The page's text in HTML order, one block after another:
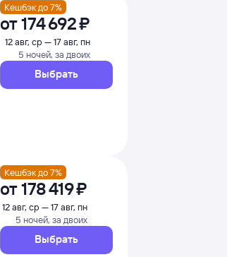
Кешбэк до 7%
от174 ⁠692 ⁠₽
12 авг, ср — 17 авг, пн
5 ночей, за двоих
Выбрать
Кешбэк до 7%
от178 ⁠419 ⁠₽
12 авг, ср — 17 авг, пн
5 ночей, за двоих
Выбрать